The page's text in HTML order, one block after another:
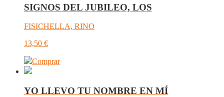
SIGNOS DEL JUBILEO, LOS
FISICHELLA, RINO
13,50 €
Comprar
YO LLEVO TU NOMBRE EN MÍ